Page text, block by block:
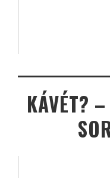
KÁVÉT?